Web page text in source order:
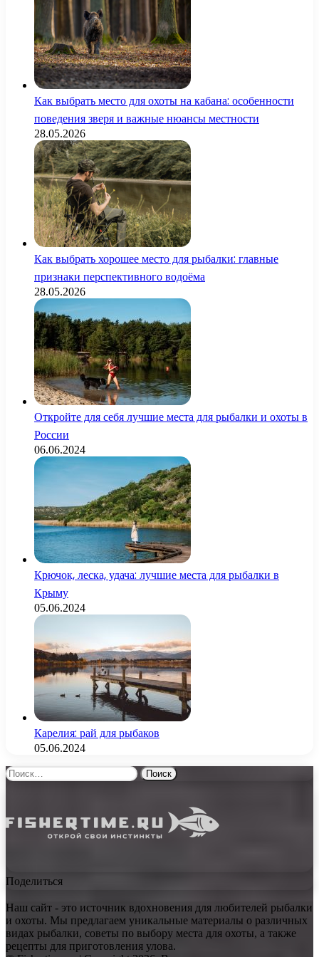
Как выбрать место для охоты на кабана: особенности
поведения зверя и важные нюансы местности
28.05.2026
Как выбрать хорошее место для рыбалки: главные
признаки перспективного водоёма
28.05.2026
Откройте для себя лучшие места для рыбалки и охоты в
России
06.06.2024
Крючок, леска, удача: лучшие места для рыбалки в
Крыму
05.06.2024
Карелия: рай для рыбаков
05.06.2024
Найти:
Поделиться
Наш сайт - это источник вдохновения для любителей рыбалки
и охоты. Мы предлагаем уникальные материалы о различных
видах рыбалки, советы по выбору места для охоты, а также
рецепты для приготовления улова.